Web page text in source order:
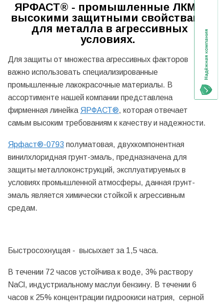
ЯРФАСТ® - промышленные ЛКМ с
высокими защитными свойствами
для металла в агрессивных
условиях.
Для защиты от множества агрессивных факторов
важно использовать специализированные
промышленные лакокрасочные материалы. В
ассортименте нашей компании представлена
фирменная линейка ЯРФАСТ®, которая отвечает
самым высоким требованиям к качеству и надежности.
Ярфаст®-0793 полуматовая, двухкомпонентная
винилхлоридная грунт-эмаль, предназначена для
защиты металлоконструкций, эксплуатируемых в
условиях промышленной атмосферы, данная грунт-
эмаль является химически стойкой к агрессивным
средам.
Быстросохнущая - высыхает за 1,5 часа.
В течении 72 часов устойчива к воде, 3% раствору
NaCl, индустриальному маслуи бензину. В течении 6
часов к 25% концентрации гидроокиси натрия, серной